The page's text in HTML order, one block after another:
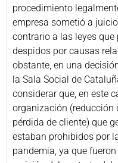
procedimiento
empresa sometió a
contrario a las leyes
despidos por causas
obstante, en una
la Sala Social de
considerar que, en este
organización (reducción
pérdida de cliente) que
estaban prohibidos por
pandemia, ya que